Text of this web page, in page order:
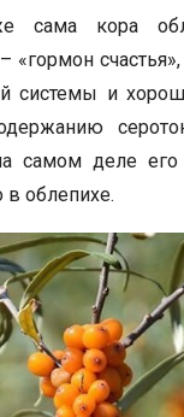
сама кора
«гормон
системы и
самом деле
облепихе.